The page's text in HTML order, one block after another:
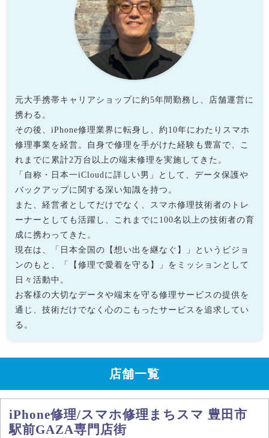
元大手携帯キャリアショップに約5年間勤務し、店舗運営に
携わる。
その後、iPhone修理業界に転身し、約10年にわたりスマホ
修理事業を経営。自身で修理を手がけた経験も豊富で、こ
れまでに累計2万台以上の端末修理を実施してきた。
「自称・日本一iCloudに詳しい男」として、データ保護や
バックアップに関する深い知識を持つ。
また、経営者としてだけでなく、スマホ修理技術者のトレ
ーナーとしても活躍し、これまでに100名以上の技術者の育
成に携わってきた。
現在は、「日本全国の【想い出を継なぐ】」というビジョ
ンのもと、「【修理で愛着を守る】」をミッションとして
日々活動中。
お客様の大切なデータや端末を守る修理サービスの提供を
通じ、技術だけでなく心のこもったサービスを追求してい
る。
店舗一覧
iPhone修理/スマホ修理まちスマ 豊田市
駅前GAZA専門店街